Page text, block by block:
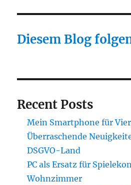
Diesem Blog
Recent Posts
Mein Smartphone für
Überraschende
DSGVO-Land
PC als Ersatz für
Wohnzimmer